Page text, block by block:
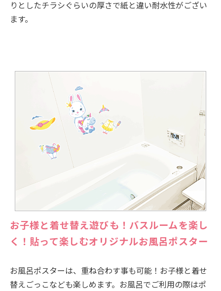
りとしたチラシぐらいの厚さで紙と違い耐水性がござい
ます。
お子様と着せ替え遊びも！バスルームを楽し
く！貼って楽しむオリジナルお風呂ポスター
お風呂ポスターは、重ね合わす事も可能！お子様と着せ
替えごっこなども楽しめます。お風呂でご利用の際はポ